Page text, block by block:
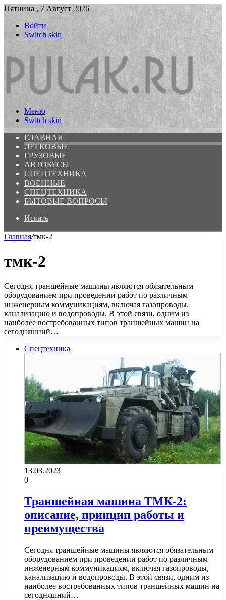
Пятница , 7 Август 2026
Войти
Switch skin
Меню
Switch skin
ГЛАВНАЯ
ЛЕГКОВЫЕ
ГРУЗОВЫЕ
АВТОБУСЫ
СПЕЦТЕХНИКА
ВОЕННЫЕ
СПЕЦТЕХНИКА
БЫТОВЫЕ ВОПРОСЫ
Искать
Главная/тмк-2
тмк-2
Сегодня траншейные машины являются обязательным
оборудованием при проведении работ по различным
инженерным коммуникациям, включая газопроводы,
канализацию и водопроводы. В этой связи, одним из
наиболее востребованных типов траншейных машин на
сегодняшний…
Спецтехника
13.03.2023
0
Траншейная машина ТМК-2:
описание, принцип работы и
преимущества
Сегодня траншейные машины являются обязательным
оборудованием при проведении работ по различным
инженерным коммуникациям, включая газопроводы,
канализацию и водопроводы. В этой связи, одним из
наиболее востребованных типов траншейных машин на
сегодняшний…